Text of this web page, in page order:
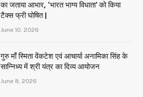
का जताया आभार, ‘भारत भाग्य विधाता’ को किया
टैक्स फ्री घोषित |
June 10, 2026
गुरु माँ स्मिता वेंकटेश एवं आचार्या अनामिका सिंह के
सान्निध्य में श्री यंत्र का दिव्य आयोजन
June 8, 2026